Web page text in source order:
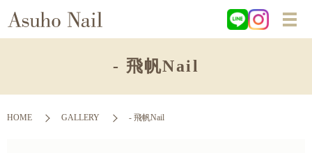
- 飛帆Nail
HOME GALLERY - 飛帆Nail